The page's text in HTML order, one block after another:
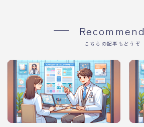
Recommend
こちらの記事もどうぞ